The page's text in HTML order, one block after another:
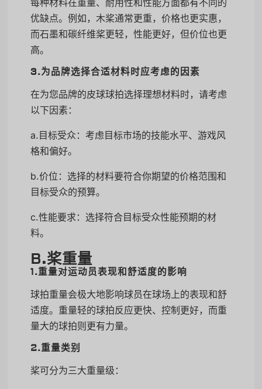
优缺点。例如，木桨通常更重，价格也更实惠，
而石墨和碳纤维桨更轻，性能更好，但价位也更
高。
3.为品牌选择合适材料时应考虑的因素
在为您品牌的皮球球拍选择理想材料时，请考虑
以下因素：
a.目标受众：考虑目标市场的技能水平、游戏风
格和偏好。
b.价位：选择的材料要符合你期望的价格范围和
目标受众的预算。
c.性能要求：选择符合目标受众性能预期的材
料。
B.桨重量
1.重量对运动员表现和舒适度的影响
球拍重量会极大地影响球员在球场上的表现和舒
适度。重量轻的球拍反应更快、控制更好，而重
量大的球拍则更有力量。
2.重量类别
桨可分为三大重量级：